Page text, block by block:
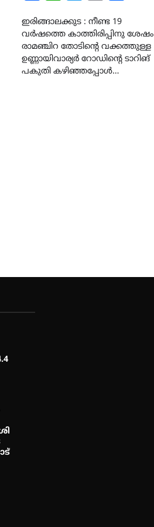
ഇരിങ്ങാലക്കുട : നീണ്ട 19
വർഷത്തെ കാത്തിരിപ്പിനു ശേഷം
രാമഞ്ചിറ തോടിന്‍റെ വക്കത്തുള്ള
ഉണ്ണായിവാര്യർ റോഡിന്റെ ടാറിങ്
പകുതി കഴിഞ്ഞപ്പോൾ…